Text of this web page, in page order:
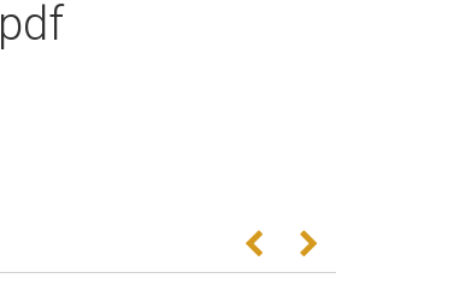
Anterior